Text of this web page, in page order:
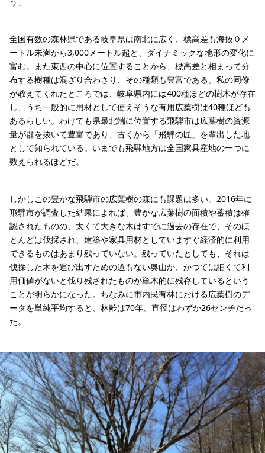
全国有数の森林県である岐阜県は南北に広く、標高差も海抜０メ
ートル未満から3,000メートル超と、ダイナミックな地形の変化に
富む。また東西の中心に位置することから、標高差と相まって分
布する樹種は混ざり合わさり、その種類も豊富である。私の同僚
が教えてくれたところでは、岐阜県内には400種ほどの樹木が存在
し、うち一般的に用材として使えそうな有用広葉樹は40種ほども
あるらしい。わけても県最北端に位置する飛騨市は広葉樹の資源
量が群を抜いて豊富であり、古くから「飛騨の匠」を輩出した地
として知られている。いまでも飛騨地方は全国家具産地の一つに
数えられるほどだ。
しかしこの豊かな飛騨市の広葉樹の森にも課題は多い。2016年に
飛騨市が調査した結果によれば、豊かな広葉樹の面積や蓄積は確
認されたものの、太くて大きな木はすでに過去の存在で、そのほ
とんどは伐採され、建築や家具用材としていますぐ経済的に利用
できるものはあまり残っていない。残っていたとしても、それは
伐採した木を運び出すための道もない奥山か、かつては細くて利
用価値がないと伐り残されたものが単木的に残存しているという
ことが明らかになった。ちなみに市内民有林における広葉樹のデ
ータを単純平均すると、林齢は70年、直径はわずか26センチだっ
た。